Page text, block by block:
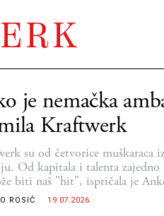
je nemačka
Kraftwerk
su od četvorice muškaraca
Od kapitala i talenta
biti naš "hit", ispričala je
čuvenog benda iz
ROSIĆ 19.07.2026.